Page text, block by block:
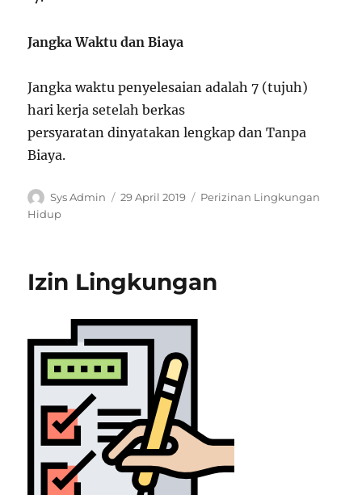
Jangka Waktu dan Biaya
Jangka waktu penyelesaian adalah 7 (tujuh)
hari kerja setelah berkas
persyaratan dinyatakan lengkap dan Tanpa
Biaya.
Penulis
Sys Admin
Diposkan
29 April 2019 Kategori
Perizinan Lingkungan
Hidup
Izin Lingkungan